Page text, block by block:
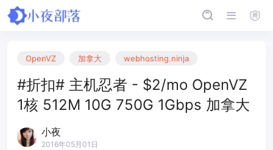
OpenVZ 加拿大 webhosting.ninja
#折扣# 主机忍者 - $2/mo OpenVZ
1核 512M 10G 750G 1Gbps 加拿大
小夜
2016年05月01日